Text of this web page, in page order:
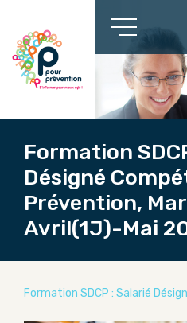
Formation
Désigné
Prévention,
Avril(1J)-Mai
Formation SDCP : Salarié